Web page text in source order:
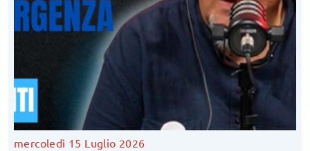
mercoledì 15 Luglio 2026